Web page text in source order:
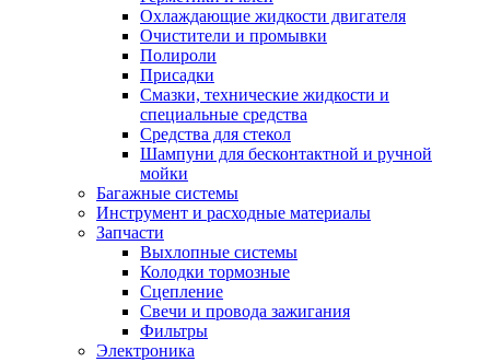
Охлаждающие жидкости двигателя
Очистители и промывки
Полироли
Присадки
Смазки, технические жидкости и
специальные средства
Средства для стекол
Шампуни для бесконтактной и ручной
мойки
Багажные системы
Инструмент и расходные материалы
Запчасти
Выхлопные системы
Колодки тормозные
Сцепление
Свечи и провода зажигания
Фильтры
Электроника